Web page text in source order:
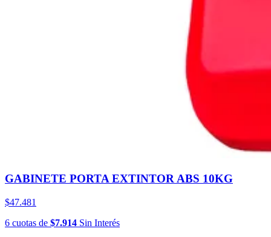
GABINETE PORTA EXTINTOR ABS 10KG
$47.481
6 cuotas de $7.914 Sin Interés